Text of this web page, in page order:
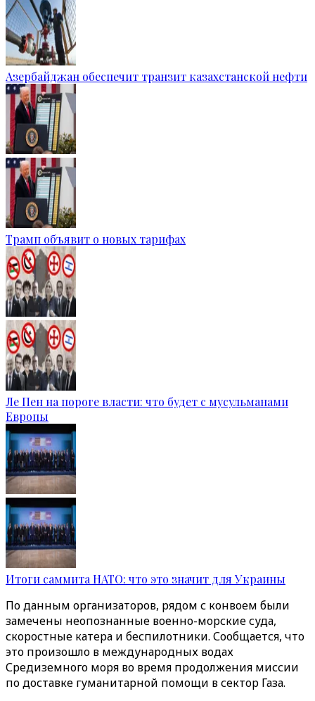
Азербайджан обеспечит транзит казахстанской нефти
Трамп объявит о новых тарифах
Ле Пен на пороге власти: что будет с мусульманами
Европы
Итоги саммита НАТО: что это значит для Украины
По данным организаторов, рядом с конвоем были
замечены неопознанные военно-морские суда,
скоростные катера и беспилотники. Сообщается, что
это произошло в международных водах
Средиземного моря во время продолжения миссии
по доставке гуманитарной помощи в сектор Газа.